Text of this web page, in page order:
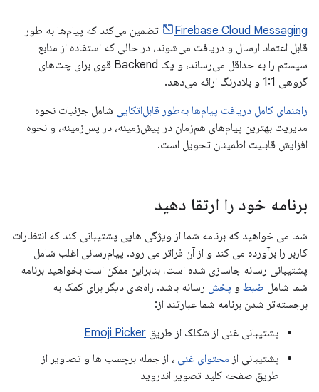
Firebase Cloud Messaging
تضمین می‌کند که پیام‌ها به طور
قابل اعتماد ارسال و دریافت می‌شوند، در حالی که استفاده از منابع
سیستم را به حداقل می‌رساند، و یک Backend قوی برای چت‌های
گروهی 1:1 و بلادرنگ ارائه می‌دهد.
راهنمای کامل دریافت پیام‌ها به‌طور قابل‌اتکایی شامل جزئیات نحوه
مدیریت بهترین پیام‌های هم‌زمان در پیش‌زمینه، در پس‌زمینه، و نحوه
افزایش قابلیت اطمینان تحویل است.
برنامه خود را ارتقا دهید
شما می خواهید که برنامه شما از ویژگی هایی پشتیبانی کند که انتظارات
کاربر را برآورده می کند و از آن فراتر می رود. پیام‌رسانی اغلب شامل
پشتیبانی رسانه جاسازی شده است، بنابراین ممکن است بخواهید برنامه
شما شامل ضبط و پخش رسانه باشد. راه‌های دیگر برای کمک به
برجسته‌تر شدن برنامه شما عبارتند از:
پشتیبانی غنی از شکلک از طریق Emoji Picker
پشتیبانی از محتوای غنی ، از جمله برچسب ها و تصاویر از
طریق صفحه کلید تصویر اندروید